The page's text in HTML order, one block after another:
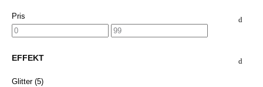
Pris
EFFEKT
Glitter (5)